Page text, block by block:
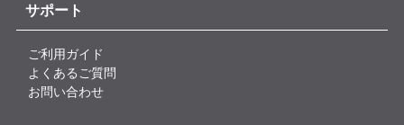
サポート
ご利用ガイド
よくあるご質問
お問い合わせ